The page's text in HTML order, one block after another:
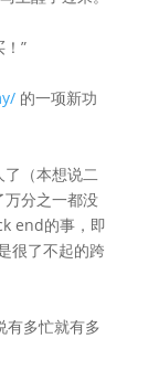
”
的一项新功
了（本想说二
万分之一都没
end的事，即
很了不起的跨
有多忙就有多